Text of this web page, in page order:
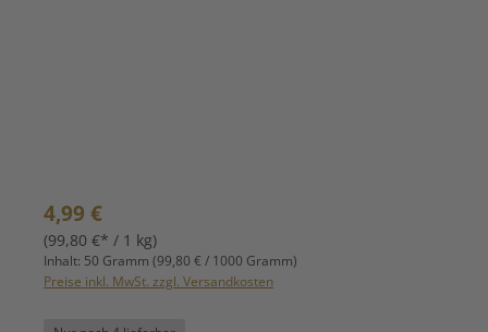
Regulärer Preis:
4,99 €
(99,80 €* / 1 kg)
Inhalt: 50 Gramm (99,80 € / 1000 Gramm)
Preise inkl. MwSt. zzgl. Versandkosten